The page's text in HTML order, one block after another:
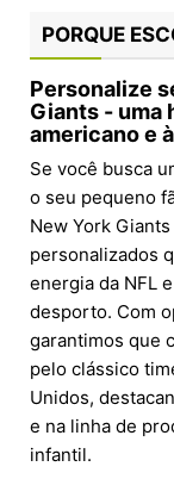
PORQUE
Personalize
Giants - uma
americano e
Se você busca
o seu pequeno
New York
personalizados
energia da NFL
desporto. Com
garantimos que
pelo clássico
Unidos,
e na linha de
infantil.